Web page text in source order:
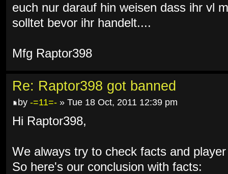
euch nur darauf hin weisen dass ihr vl
solltet bevor ihr handelt....
Mfg Raptor398
Re: Raptor398 got banned
by -=11=- » Tue 18 Oct, 2011 12:39 pm
Hi Raptor398,
We always try to check facts and
So here's our conclusion with facts: